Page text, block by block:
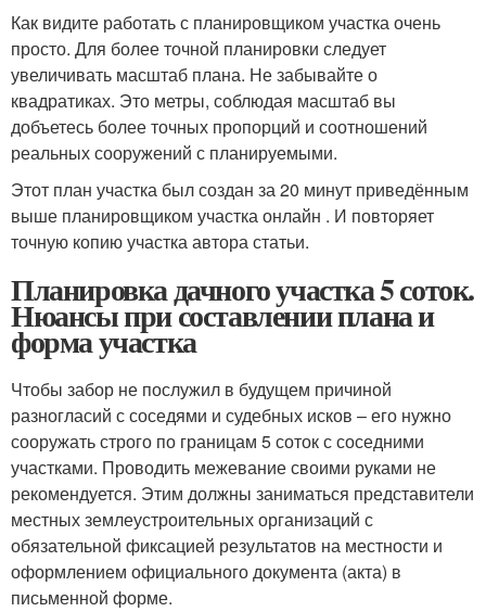
Как видите работать с планировщиком участка очень
просто. Для более точной планировки следует
увеличивать масштаб плана. Не забывайте о
квадратиках. Это метры, соблюдая масштаб вы
добъетесь более точных пропорций и соотношений
реальных сооружений с планируемыми.
Этот план участка был создан за 20 минут приведённым
выше планировщиком участка онлайн . И повторяет
точную копию участка автора статьи.
Планировка дачного участка 5 соток.
Нюансы при составлении плана и
форма участка
Чтобы забор не послужил в будущем причиной
разногласий с соседями и судебных исков – его нужно
сооружать строго по границам 5 соток с соседними
участками. Проводить межевание своими руками не
рекомендуется. Этим должны заниматься представители
местных землеустроительных организаций с
обязательной фиксацией результатов на местности и
оформлением официального документа (акта) в
письменной форме.